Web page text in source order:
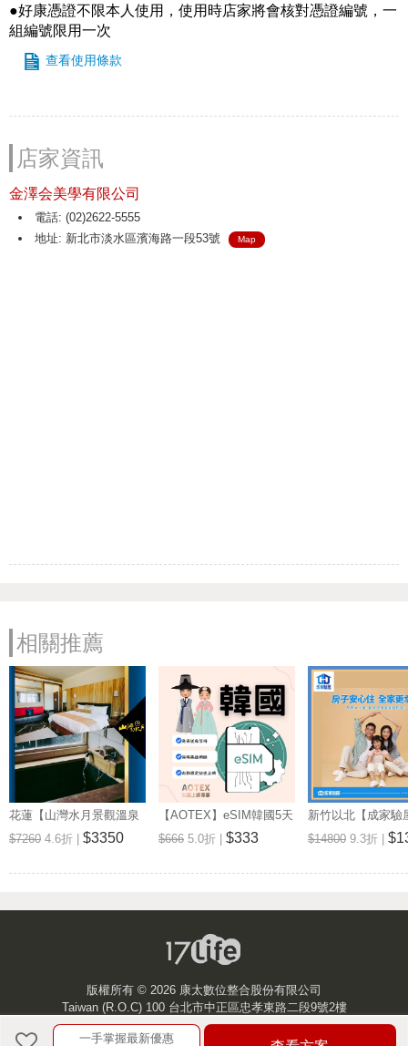
●好康憑證不限本人使用，使用時店家將會核對憑證編號，一
組編號限用一次
查看使用條款
店家資訊
金澤会美學有限公司
電話: (02)2622-5555
地址: 新北市淡水區濱海路一段53號
Map
相關推薦
花蓮【山灣水月景觀溫泉
會館】景觀雙人房一泊一
食住宿券(MO)
$7260 4.6折 | $3350
【AOTEX】eSIM韓國5天
無限高速網路吃到飽兌換
券(MO)
$666 5.0折 | $333
新竹以北【成家驗
25坪 (三房格局)超
券 (MO)
$14800 9.3折 |
一手掌握最新優惠
版權所有 © 2026 康太數位整合股份有限公司
Taiwan (R.O.C) 100 台北市中正區忠孝東路二段9號2樓